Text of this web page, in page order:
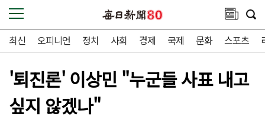
최신 오피니언 정치 사회 경제 국제 문화 스포츠
'퇴진론' 이상민 "누군들 사표 내고
싶지 않겠나"